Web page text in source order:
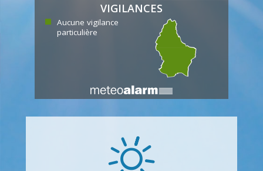
VIGILANCES
Aucune vigilance
particulière